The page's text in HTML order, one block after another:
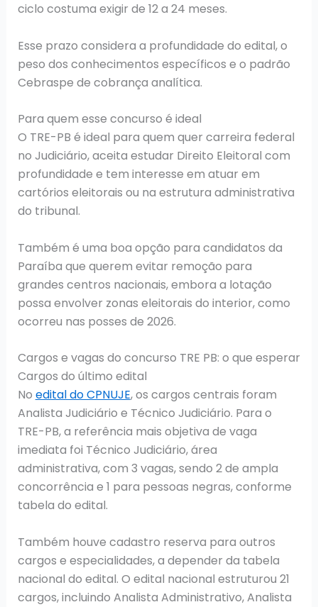
ciclo costuma exigir de 12 a 24 meses.
Esse prazo considera a profundidade do edital, o
peso dos conhecimentos específicos e o padrão
Cebraspe de cobrança analítica.
Para quem esse concurso é ideal
O TRE-PB é ideal para quem quer carreira federal
no Judiciário, aceita estudar Direito Eleitoral com
profundidade e tem interesse em atuar em
cartórios eleitorais ou na estrutura administrativa
do tribunal.
Também é uma boa opção para candidatos da
Paraíba que querem evitar remoção para
grandes centros nacionais, embora a lotação
possa envolver zonas eleitorais do interior, como
ocorreu nas posses de 2026.
Cargos e vagas do concurso TRE PB: o que esperar
Cargos do último edital
No edital do CPNUJE, os cargos centrais foram
Analista Judiciário e Técnico Judiciário. Para o
TRE-PB, a referência mais objetiva de vaga
imediata foi Técnico Judiciário, área
administrativa, com 3 vagas, sendo 2 de ampla
concorrência e 1 para pessoas negras, conforme
tabela do edital.
Também houve cadastro reserva para outros
cargos e especialidades, a depender da tabela
nacional do edital. O edital nacional estruturou 21
cargos, incluindo Analista Administrativo, Analista